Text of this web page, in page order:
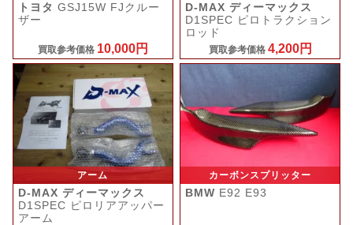
トヨタ GSJ15W FJクルー
ザー
買取参考価格 10,000円
D-MAX ディーマックス
D1SPEC ピロトラクション
ロッド
買取参考価格 4,200円
アーム
D-MAX ディーマックス
D1SPEC ピロリアアッパー
アーム
カーボンスプリッター
BMW E92 E93